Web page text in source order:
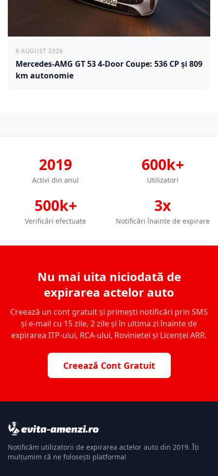
6 AUGUST 2026
Mercedes-AMG GT 53 4-Door Coupe: 536 CP și 809
km autonomie
2019
Activi din anul
600k+
Utilizatori
500k+
Verificări efectuate
3x
Notificări înainte de expirare
Nu mai uita niciodată de
expirarea actelor auto
Creează un cont gratuit și primești notificări prin SMS
și e-mail cu 15 zile, 2 zile și în ultima zi înainte de
expirarea ITP-ului, RCA-ului, Rovinietei și Licenței ARR.
Creează Cont Gratuit
Notificăm utilizatorii de expirarea actelor auto din 2019. Îți
mulțumim că ne folosești platforma!